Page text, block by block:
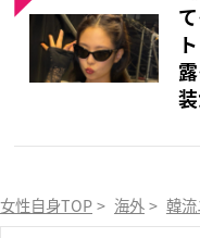
女性自身TOP > 海外 > 韓流